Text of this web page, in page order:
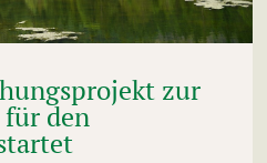
zur
für den